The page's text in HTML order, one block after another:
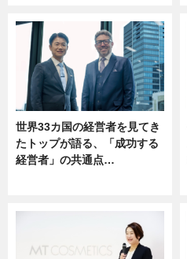
世界33カ国の経営者を見てき
たトップが語る、「成功する
経営者」の共通点…